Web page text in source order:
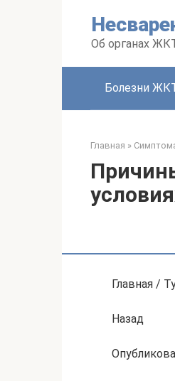
Об органах
Болезни
Главная »
Главная /
Назад